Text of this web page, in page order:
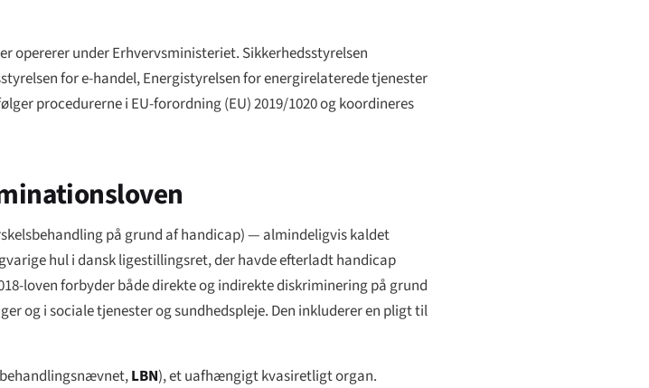
opererer under Erhvervsministeriet. Sikkerhedsstyrelsen
for e-handel, Energistyrelsen for energirelaterede tjenester
procedurerne i EU-forordning (EU) 2019/1020 og koordineres
på grund af handicap) — almindeligvis kaldet
hul i dansk ligestillingsret, der havde efterladt handicap
loven forbyder både direkte og indirekte diskriminering på grund
og i sociale tjenester og sundhedspleje. Den inkluderer en pligt til
,LBN), et uafhængigt kvasiretligt organ.